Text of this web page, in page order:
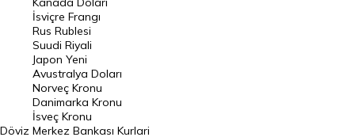
Frank Kuru
Riyal Kuru
Avustralya Doları
Danimarka Kronu Kuru
Kanada Doları Kuru
Norveç Kronu Kuru
Döviz
İsviçre Frangı
Rus Rublesi
Suudi Riyali
Japon Yeni
Avustralya Doları
Norveç Kronu
Danimarka Kronu
İsveç Kronu
Merkez Bankası Kurlari